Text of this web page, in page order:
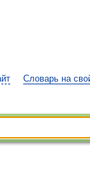
Словарь на